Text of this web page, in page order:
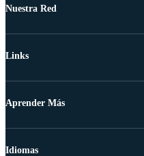
Nuestra Red
Links
Aprender Más
Idiomas